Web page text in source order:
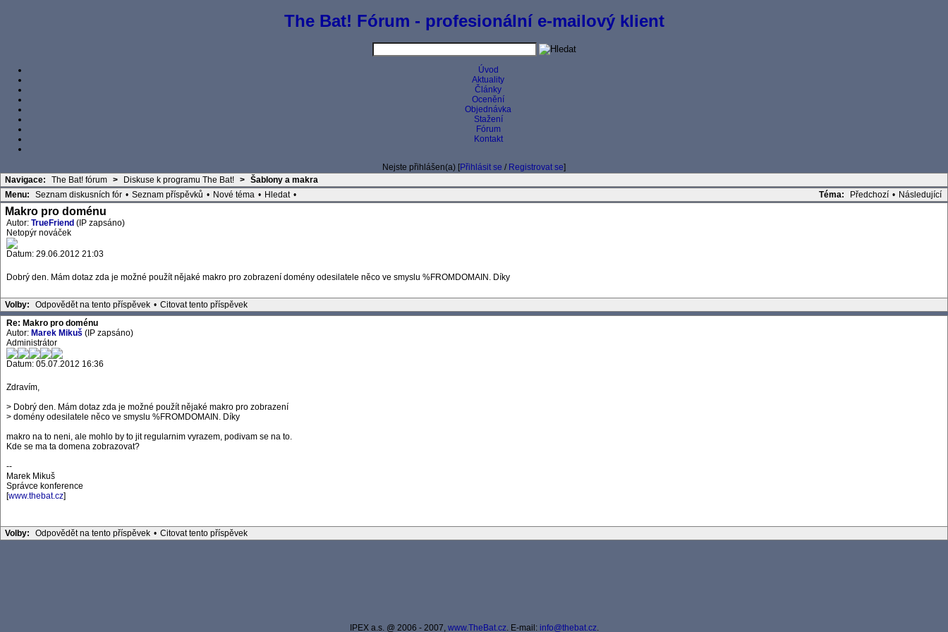
The Bat! Fórum - profesionální e-mailový klient
Úvod
Aktuality
Články
Ocenění
Objednávka
Stažení
Fórum
Kontakt
Nejste přihlášen(a) [Přihlásit se / Registrovat se]
Navigace:
The Bat! fórum > Diskuse k programu The Bat! > Šablony a makra
Téma:
Předchozí • Následující
Menu: Seznam diskusních fór • Seznam příspěvků • Nové téma • Hledat •
Makro pro doménu
Autor: TrueFriend (IP zapsáno)
Netopýr nováček
Datum: 29.06.2012 21:03
Dobrý den. Mám dotaz zda je možné použít nějaké makro pro zobrazení domény odesilatele něco ve smyslu %FROMDOMAIN. Díky
Volby: Odpovědět na tento příspěvek • Citovat tento příspěvek
Re: Makro pro doménu
Autor: Marek Mikuš (IP zapsáno)
Administrátor
Datum: 05.07.2012 16:36
Zdravím,
> Dobrý den. Mám dotaz zda je možné použít nějaké makro pro zobrazení
> domény odesilatele něco ve smyslu %FROMDOMAIN. Díky
makro na to neni, ale mohlo by to jit regularnim vyrazem, podivam se na to.
Kde se ma ta domena zobrazovat?
--
Marek Mikuš
Správce konference
[www.thebat.cz]
Volby: Odpovědět na tento příspěvek • Citovat tento příspěvek
IPEX a.s. @ 2006 - 2007, www.TheBat.cz. E-mail: info@thebat.cz.